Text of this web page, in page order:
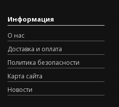
Информация
О нас
Доставка и оплата
Политика безопасности
Карта сайта
Новости